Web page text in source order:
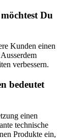
Du
Kunden einen
verbessern.
bedeutet
einen
technische
Produkte ein,